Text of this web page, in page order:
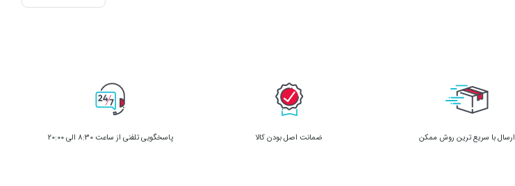
ارسال با سریع ترین روش ممکن ضمانت اصل بودن کالا پاسخگویی تلفنی از ساعت 8:30 الی 20:00